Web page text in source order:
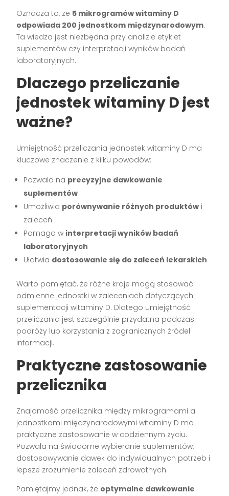
Oznacza to, że 5 mikrogramów witaminy D
odpowiada 200 jednostkom międzynarodowym.
Ta wiedza jest niezbędna przy analizie etykiet
suplementów czy interpretacji wyników badań
laboratoryjnych.
Dlaczego przeliczanie
jednostek witaminy D jest
ważne?
Umiejętność przeliczania jednostek witaminy D ma
kluczowe znaczenie z kilku powodów:
Pozwala na precyzyjne dawkowanie
suplementów
Umożliwia porównywanie różnych produktów i
zaleceń
Pomaga w interpretacji wyników badań
laboratoryjnych
Ułatwia dostosowanie się do zaleceń lekarskich
Warto pamiętać, że różne kraje mogą stosować
odmienne jednostki w zaleceniach dotyczących
suplementacji witaminy D. Dlatego umiejętność
przeliczania jest szczególnie przydatna podczas
podróży lub korzystania z zagranicznych źródeł
informacji.
Praktyczne zastosowanie
przelicznika
Znajomość przelicznika między mikrogramami a
jednostkami międzynarodowymi witaminy D ma
praktyczne zastosowanie w codziennym życiu.
Pozwala na świadome wybieranie suplementów,
dostosowywanie dawek do indywidualnych potrzeb i
lepsze zrozumienie zaleceń zdrowotnych.
Pamiętajmy jednak, że optymalne dawkowanie